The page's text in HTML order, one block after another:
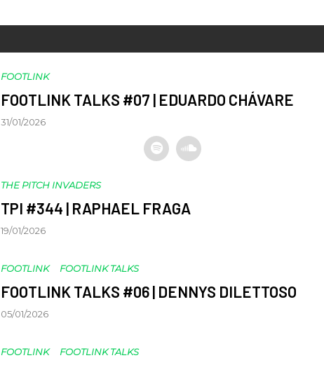
FOOTLINK
FOOTLINK TALKS #07 | EDUARDO CHÁVARE
31/01/2026
THE PITCH INVADERS
TPI #344 | RAPHAEL FRAGA
19/01/2026
FOOTLINK FOOTLINK TALKS
FOOTLINK TALKS #06 | DENNYS DILETTOSO
05/01/2026
FOOTLINK FOOTLINK TALKS